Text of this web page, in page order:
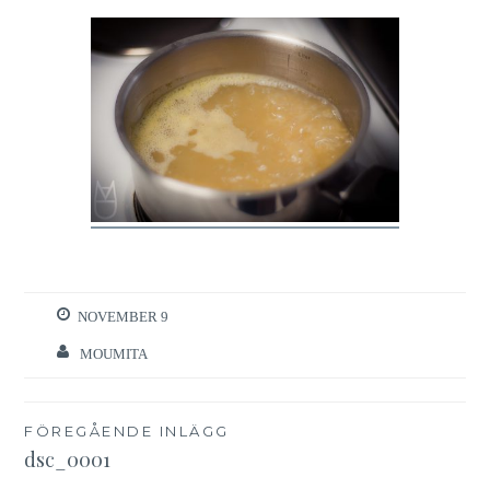
NOVEMBER 9
MOUMITA
Inläggsnavigering
FÖREGÅENDE INLÄGG
dsc_0001